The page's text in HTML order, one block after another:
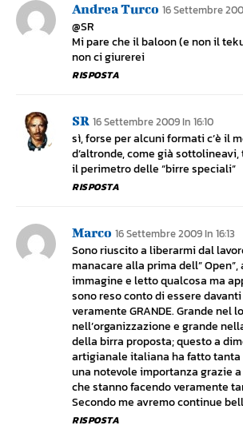
Andrea Turco 16 Settembre
@SR
Mi pare che il baloon (e non il
non ci giurerei
RISPOSTA
SR 16 Settembre 2009 In 16:10
sì, forse per alcuni formati c’è il
d’altronde, come già
il perimetro delle “birre speciali”
RISPOSTA
Marco 16 Settembre 2009 In 16:13
Sono riuscito a liberarmi dal
manacare alla prima dell”
immagine e letto qualcosa ma
sono reso conto di essere
veramente GRANDE. Grande nel
nell’organizzazione e grande
della birra proposta; questo a
artigianale italiana ha fatto tanta
una notevole importanza grazie
che stanno facendo veramente
Secondo me avremo continue
RISPOSTA